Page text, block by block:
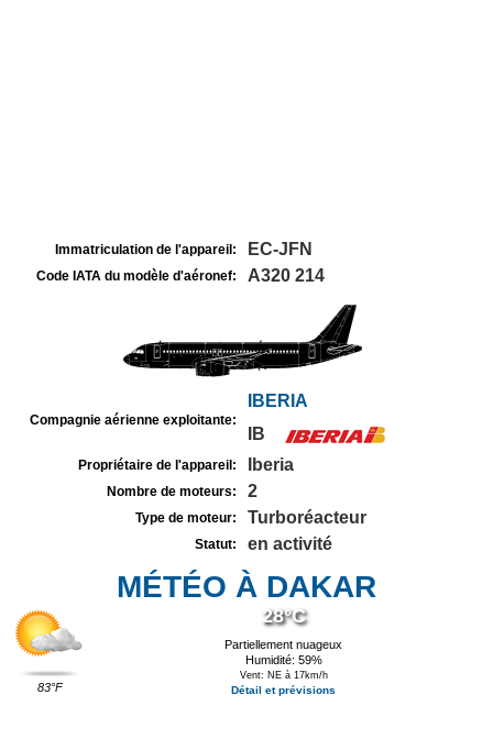
Immatriculation de l'appareil: EC-JFN
Code IATA du modèle d'aéronef: A320 214
Compagnie aérienne exploitante:
IBERIA
IB
Propriétaire de l'appareil: Iberia
Nombre de moteurs: 2
Type de moteur: Turboréacteur
Statut: en activité
MÉTÉO À DAKAR
83°F
28°C
Partiellement nuageux
Humidité: 59%
Vent: NE à 17km/h
Détail et prévisions